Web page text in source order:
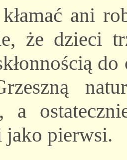
ani
że dzieci
a
jako pierwsi.